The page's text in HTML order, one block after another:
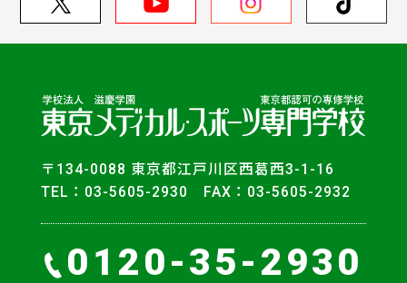
〒134-0088 東京都江戸川区西葛西3-1-16
TEL：03-5605-2930 FAX：03-5605-2932
0120-35-2930